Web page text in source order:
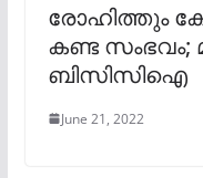
രോഹിത്തും
കണ്ട സംഭവം;
ബിസിസിഐ
June 21, 2022